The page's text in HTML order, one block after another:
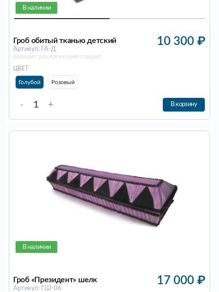
В наличии
Гроб обитый тканью детский
Артикул: ГА-Д
подходит для крематория стандарт
10 300 ₽
ЦВЕТ
Голубой Розовый
- + В корзину
В наличии
Гроб «Президент» шелк
Артикул: ГШ-06
17 000 ₽